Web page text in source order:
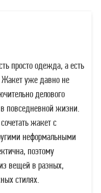
просто одежда, а есть
Жакет уже давно не
делового
в повседневной жизни.
жакет с
неформальными
поэтому
вещей в разных,
стилях.